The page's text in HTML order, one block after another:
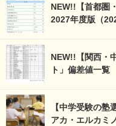
NEW!!【首都圏
2027年度版（
NEW!!【関西・
ト」偏差値一覧
【中学受験の
アカ・エルカミ